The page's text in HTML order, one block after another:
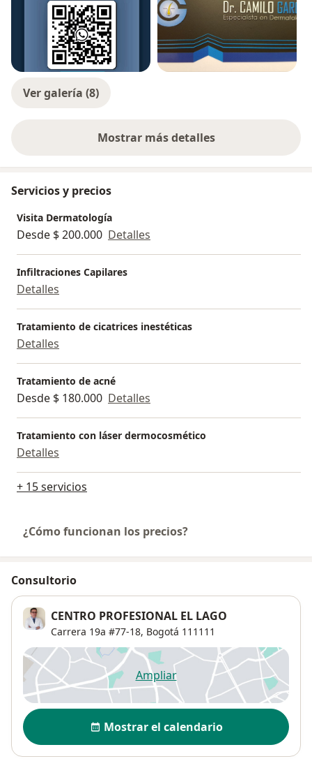
Ver galería (8)
Mostrar más detalles
sobre la experiencia
Servicios y precios
Visita Dermatología
Desde $ 200.000 Detalles
Infiltraciones Capilares
Detalles
Tratamiento de cicatrices inestéticas
Detalles
Tratamiento de acné
Desde $ 180.000 Detalles
Tratamiento con láser dermocosmético
Detalles
+ 15 servicios
¿Cómo funcionan los precios?
Consultorio
CENTRO PROFESIONAL EL LAGO
Carrera 19a #77-18, Bogotá 111111
Ampliarse abre en una nueva
Disponibilidad
Mostrar el calendario